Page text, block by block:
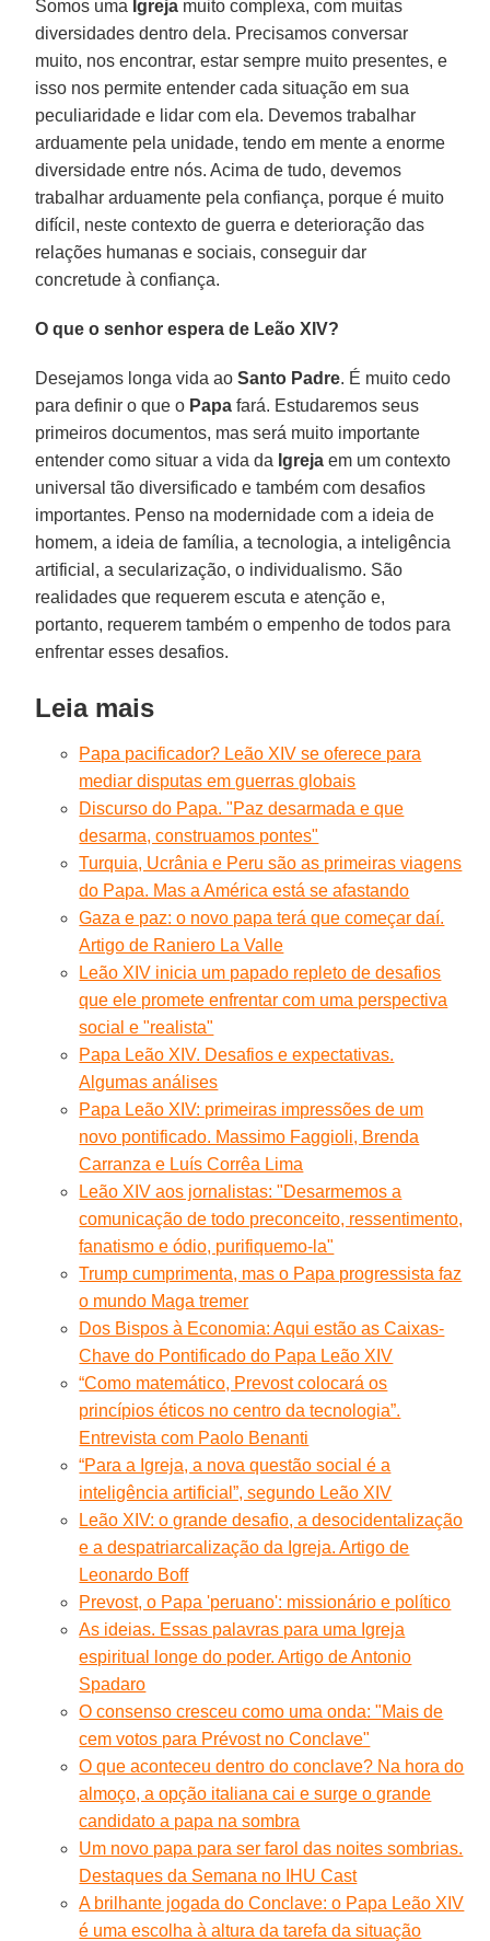
Somos uma Igreja muito complexa, com muitas
diversidades dentro dela. Precisamos conversar
muito, nos encontrar, estar sempre muito presentes, e
isso nos permite entender cada situação em sua
peculiaridade e lidar com ela. Devemos trabalhar
arduamente pela unidade, tendo em mente a enorme
diversidade entre nós. Acima de tudo, devemos
trabalhar arduamente pela confiança, porque é muito
difícil, neste contexto de guerra e deterioração das
relações humanas e sociais, conseguir dar
concretude à confiança.
O que o senhor espera de Leão XIV?
Desejamos longa vida aoSanto Padre. É muito cedo
para definir o que o Papa fará. Estudaremos seus
primeiros documentos, mas será muito importante
entender como situar a vida da Igreja em um contexto
universal tão diversificado e também com desafios
importantes. Penso na modernidade com a ideia de
homem, a ideia de família, a tecnologia, a inteligência
artificial, a secularização, o individualismo. São
realidades que requerem escuta e atenção e,
portanto, requerem também o empenho de todos para
enfrentar esses desafios.
Leia mais
Papa pacificador? Leão XIV se oferece para
mediar disputas em guerras globais
Discurso do Papa. "Paz desarmada e que
desarma, construamos pontes"
Turquia, Ucrânia e Peru são as primeiras viagens
do Papa. Mas a América está se afastando
Gaza e paz: o novo papa terá que começar daí.
Artigo de Raniero La Valle
Leão XIV inicia um papado repleto de desafios
que ele promete enfrentar com uma perspectiva
social e "realista"
Papa Leão XIV. Desafios e expectativas.
Algumas análises
Papa Leão XIV: primeiras impressões de um
novo pontificado. Massimo Faggioli, Brenda
Carranza e Luís Corrêa Lima
Leão XIV aos jornalistas: "Desarmemos a
comunicação de todo preconceito, ressentimento,
fanatismo e ódio, purifiquemo-la"
Trump cumprimenta, mas o Papa progressista faz
o mundo Maga tremer
Dos Bispos à Economia: Aqui estão as Caixas-
Chave do Pontificado do Papa Leão XIV
“Como matemático, Prevost colocará os
princípios éticos no centro da tecnologia”.
Entrevista com Paolo Benanti
“Para a Igreja, a nova questão social é a
inteligência artificial”, segundo Leão XIV
Leão XIV: o grande desafio, a desocidentalização
e a despatriarcalização da Igreja. Artigo de
Leonardo Boff
Prevost, o Papa 'peruano': missionário e político
As ideias. Essas palavras para uma Igreja
espiritual longe do poder. Artigo de Antonio
Spadaro
O consenso cresceu como uma onda: "Mais de
cem votos para Prévost no Conclave"
O que aconteceu dentro do conclave? Na hora do
almoço, a opção italiana cai e surge o grande
candidato a papa na sombra
Um novo papa para ser farol das noites sombrias.
Destaques da Semana no IHU Cast
A brilhante jogada do Conclave: o Papa Leão XIV
é uma escolha à altura da tarefa da situação